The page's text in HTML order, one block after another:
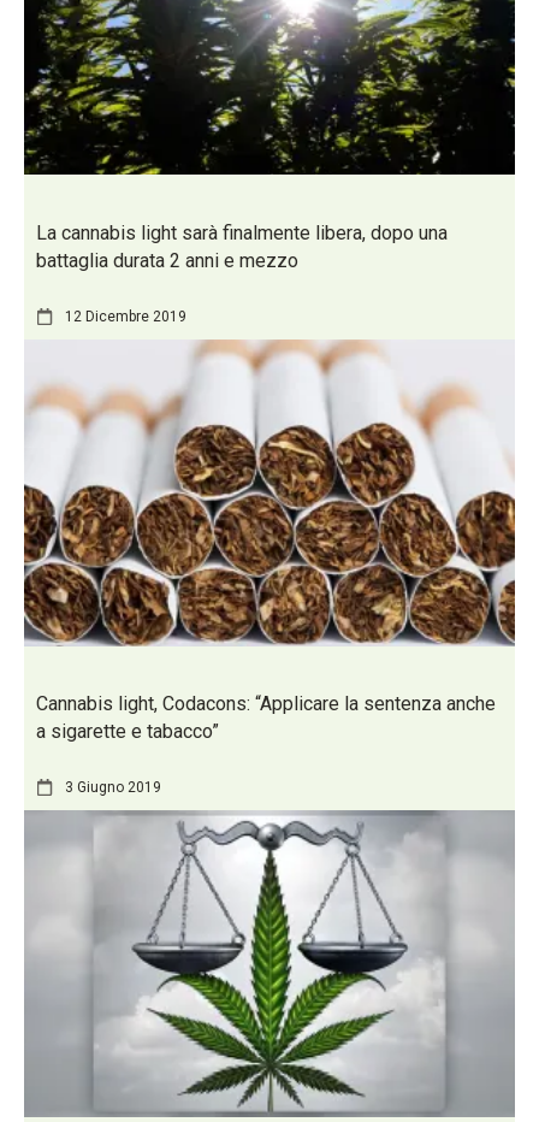
La cannabis light sarà finalmente libera, dopo una
battaglia durata 2 anni e mezzo
12 Dicembre 2019
Cannabis light, Codacons: “Applicare la sentenza anche
a sigarette e tabacco”
3 Giugno 2019